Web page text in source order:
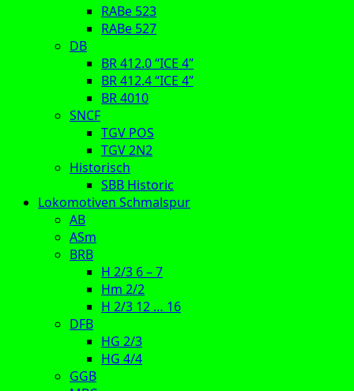
RABe 523
RABe 527
DB
BR 412.0 “ICE 4”
BR 412.4 “ICE 4”
BR 4010
SNCF
TGV POS
TGV 2N2
Historisch
SBB Historic
Lokomotiven Schmalspur
AB
ASm
BRB
H 2/3 6 – 7
Hm 2/2
H 2/3 12 … 16
DFB
HG 2/3
HG 4/4
GGB